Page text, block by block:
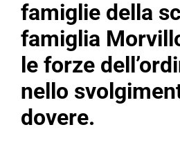
famiglie della
famiglia
le forze
nello
dovere.